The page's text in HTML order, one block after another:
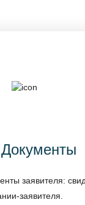
Документы
заявителя:
заявителя.